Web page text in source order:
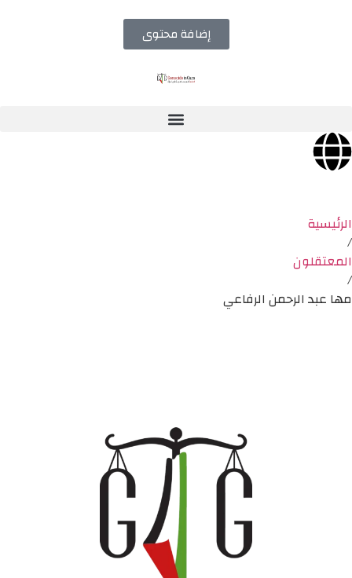
إضافة محتوى
الرئيسية
/
المعتقلون
/
مها عبد الرحمن الرفاعي